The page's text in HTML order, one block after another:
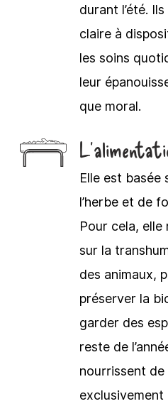
durant l’été.
claire à
les soins
leur
que moral.
Elle est basée
l’herbe et de
Pour cela,
sur la
des animaux,
préserver la
garder des
reste de
nourrissent
exclusivement